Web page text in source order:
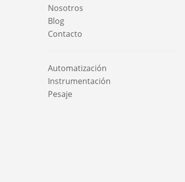
Nosotros
Blog
Contacto
Automatización
Instrumentación
Pesaje